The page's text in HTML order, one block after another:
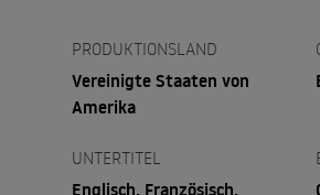
PRODUKTIONSLAND
Vereinigte Staaten von
Amerika
UNTERTITEL
Englisch, Französisch,